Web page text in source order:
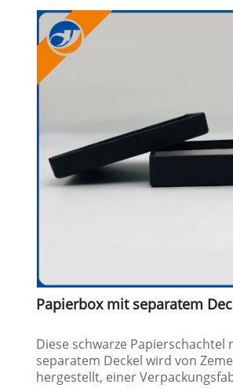
Papierbox mit separatem
Diese schwarze Papierschachtel
separatem Deckel wird von
hergestellt, einer